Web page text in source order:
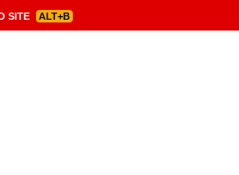
SITE ALT+B